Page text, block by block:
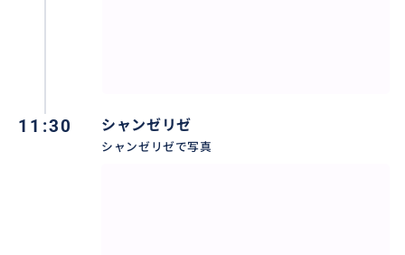
11:30 シャンゼリゼ
シャンゼリゼで写真